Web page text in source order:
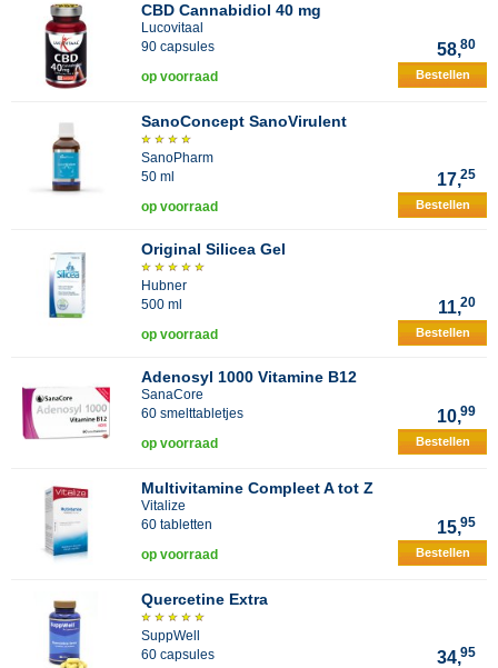
CBD Cannabidiol 40 mg
Lucovitaal
90 capsules
58,80
op voorraad Bestellen
SanoConcept SanoVirulent
SanoPharm
50 ml
17,25
op voorraad Bestellen
Original Silicea Gel
Hubner
500 ml
11,20
op voorraad Bestellen
Adenosyl 1000 Vitamine B12
SanaCore
60 smelttabletjes
10,99
op voorraad Bestellen
Multivitamine Compleet A tot Z
Vitalize
60 tabletten
15,95
op voorraad Bestellen
Quercetine Extra
SuppWell
60 capsules
34,95